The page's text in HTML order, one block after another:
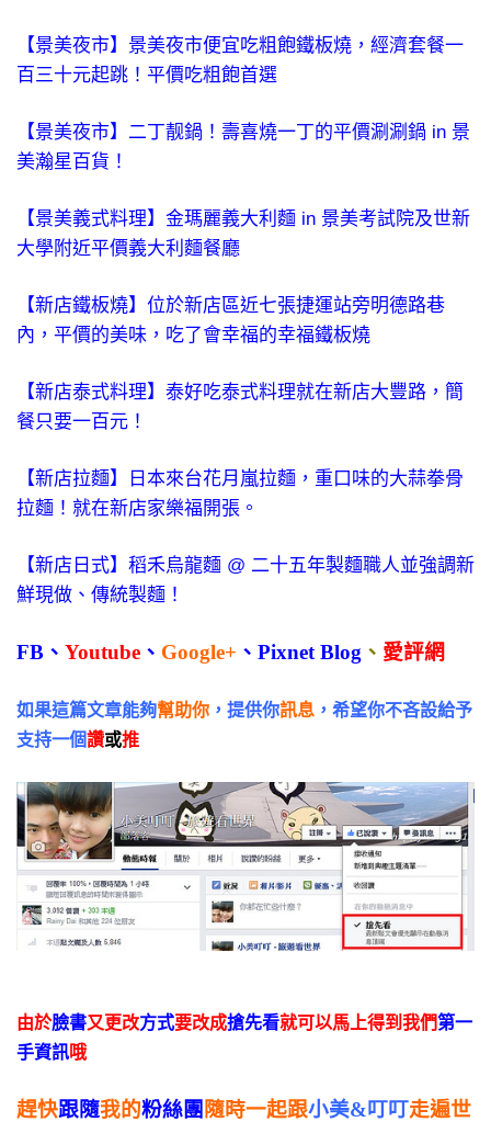
【景美夜市】景美夜市便宜吃粗飽鐵板燒，經濟套餐一
百三十元起跳！平價吃粗飽首選
【景美夜市】二丁靓鍋！壽喜燒一丁的平價涮涮鍋 in 景
美瀚星百貨！
【景美義式料理】金瑪麗義大利麵 in 景美考試院及世新
大學附近平價義大利麵餐廳
【新店鐵板燒】位於新店區近七張捷運站旁明德路巷
內，平價的美味，吃了會幸福的幸福鐵板燒
【新店泰式料理】泰好吃泰式料理就在新店大豐路，簡
餐只要一百元！
【新店拉麵】日本來台花月嵐拉麵，重口味的大蒜拳骨
拉麵！就在新店家樂福開張。
【新店日式】稻禾烏龍麵 @ 二十五年製麵職人並強調新
鮮現做、傳統製麵！
FB 、 Youtube 、 Google+ 、 Pixnet Blog 、 愛評網
如果這篇文章能夠幫助你 ，提供你訊息 ，希望你不吝設給予
支持一個讚或推
由於臉書又更改方式要改成搶先看就可以馬上得到我們第一
手資訊哦
趕快跟隨我的粉絲團 隨時一起跟小美&叮叮走遍世